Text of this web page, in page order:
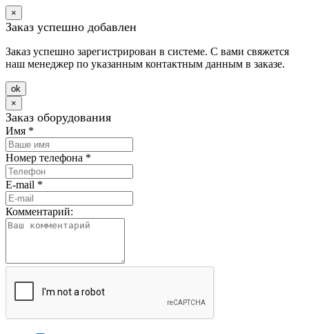
×
Заказ успешно добавлен
Заказ успешно зарегистрирован в системе. С вами свяжется
наш менеджер по указанным контактным данным в заказе.
оk
×
Заказ оборудования
Имя *
Номер телефона *
E-mail *
Комментарий: